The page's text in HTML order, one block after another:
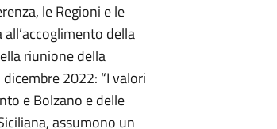
le Regioni e le
della
riunione della
2022: “I valori
e Bolzano e delle
assumono un